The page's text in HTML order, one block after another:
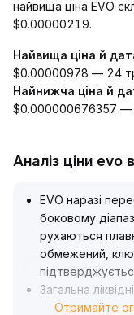
найвища ціна EVO
$0.00000219.
Найвища ціна й
$0.00000978 — 24
Найнижча ціна й
$0.000000676357 —
Аналіз ціни evo
EVO наразі
боковому
рухаються
обмежений,
Загальна
дещо зросли,
Отримайте